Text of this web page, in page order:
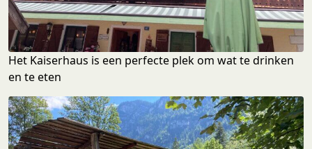
Het Kaiserhaus is een perfecte plek om wat te drinken
en te eten